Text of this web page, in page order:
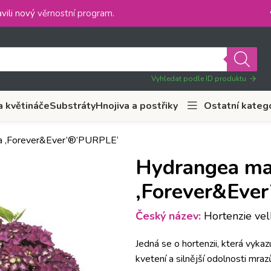
nový věrnostní program.
Vyhledat podle ID produktu
květináčeSubstrátyHnojiva a postřiky Ostatní
Hydrangea
Český název:Hortenzie
Jedná se o hortenzii, která
kvetení a silnější odolnosti